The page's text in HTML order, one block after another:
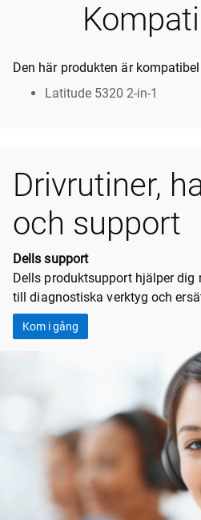
Den här produkten är
Latitude 5320 2-in-1
Drivrutiner,
och support
Dells support
Dells produktsupport hjälper
till diagnostiska verktyg och
Kom i gång